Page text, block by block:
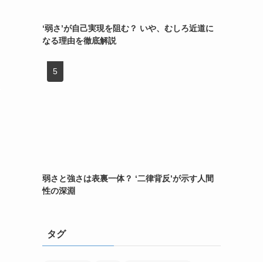
‘弱さ’が自己実現を阻む？ いや、むしろ近道に
なる理由を徹底解説
弱さと強さは表裏一体？ ‘二律背反’が示す人間
性の深淵
タグ